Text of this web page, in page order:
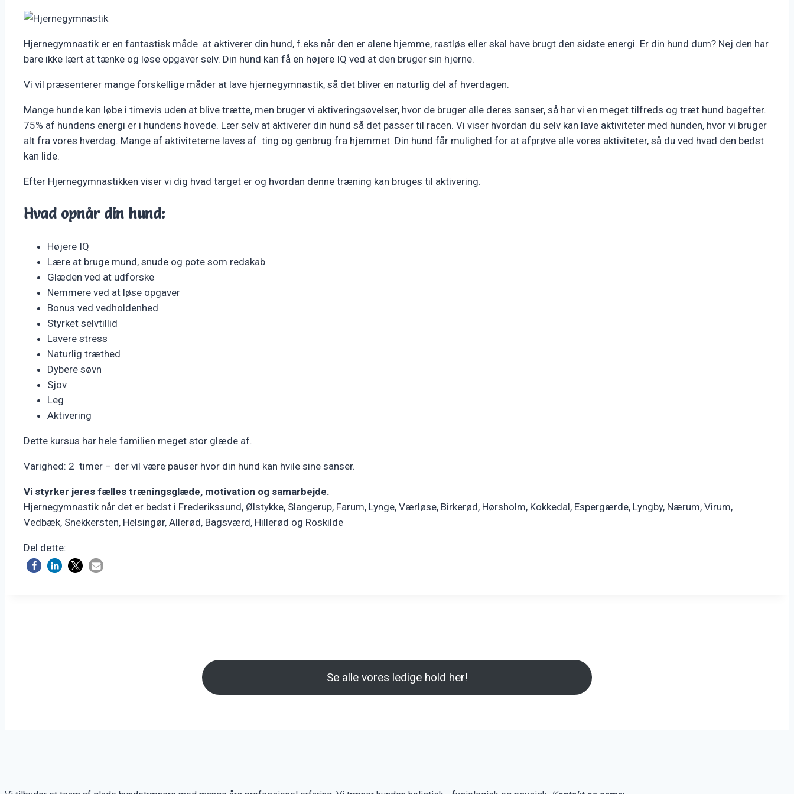
Hjernegymnastik er en fantastisk måde at aktiverer din hund, f.eks når den er alene hjemme, rastløs eller skal have brugt den sidste energi. Er din hund dum? Nej den har
bare ikke lært at tænke og løse opgaver selv. Din hund kan få en højere IQ ved at den bruger sin hjerne.
Vi vil præsenterer mange forskellige måder at lave hjernegymnastik, så det bliver en naturlig del af hverdagen.
Mange hunde kan løbe i timevis uden at blive trætte, men bruger vi aktiveringsøvelser, hvor de bruger alle deres sanser, så har vi en meget tilfreds og træt hund bagefter.
75% af hundens energi er i hundens hovede. Lær selv at aktiverer din hund så det passer til racen. Vi viser hvordan du selv kan lave aktiviteter med hunden, hvor vi bruger
alt fra vores hverdag. Mange af aktiviteterne laves af ting og genbrug fra hjemmet. Din hund får mulighed for at afprøve alle vores aktiviteter, så du ved hvad den bedst
kan lide.
Efter Hjernegymnastikken viser vi dig hvad target er og hvordan denne træning kan bruges til aktivering.
Hvad opnår din hund:
Højere IQ
Lære at bruge mund, snude og pote som redskab
Glæden ved at udforske
Nemmere ved at løse opgaver
Bonus ved vedholdenhed
Styrket selvtillid
Lavere stress
Naturlig træthed
Dybere søvn
Sjov
Leg
Aktivering
Dette kursus har hele familien meget stor glæde af.
Varighed: 2 timer – der vil være pauser hvor din hund kan hvile sine sanser.
Vi styrker jeres fælles træningsglæde, motivation og samarbejde.
Hjernegymnastik når det er bedst i Frederikssund, Ølstykke, Slangerup, Farum, Lynge, Værløse, Birkerød, Hørsholm, Kokkedal, Espergærde, Lyngby, Nærum, Virum,
Vedbæk, Snekkersten, Helsingør, Allerød, Bagsværd, Hillerød og Roskilde
Del dette:
Se alle vores ledige hold her!